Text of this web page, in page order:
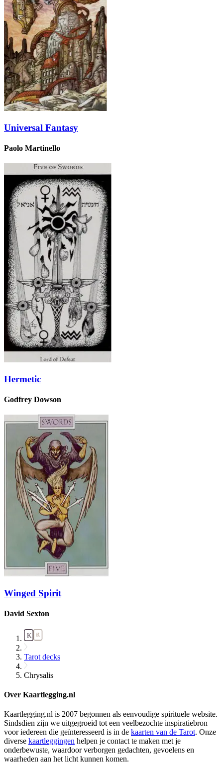
Universal Fantasy
Paolo Martinello
Hermetic
Godfrey Dowson
Winged Spirit
David Sexton
Tarot decks
Chrysalis
Over Kaartlegging.nl
Kaartlegging.nl is 2007 begonnen als eenvoudige spirituele website.
Sindsdien zijn we uitgegroeid tot een veelbezochte inspiratiebron
voor iedereen die geïnteresseerd is in de kaarten van de Tarot. Onze
diverse kaartleggingen helpen je contact te maken met je
onderbewuste, waardoor verborgen gedachten, gevoelens en
waarheden aan het licht kunnen komen.